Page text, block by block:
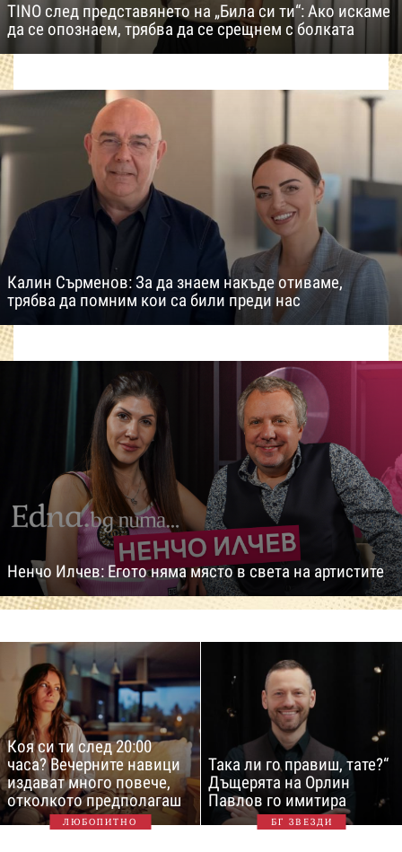
TINO след представянето на „Била си ти“: Ако искаме
да се опознаем, трябва да се срещнем с болката
Калин Сърменов: За да знаем накъде отиваме,
трябва да помним кои са били преди нас
Ненчо Илчев: Егото няма място в света на артистите
Коя си ти след 20:00
часа? Вечерните навици
издават много повече,
отколкото предполагаш
ЛЮБОПИТНО
Така ли го правиш, тате?“
Дъщерята на Орлин
Павлов го имитира
БГ ЗВЕЗДИ